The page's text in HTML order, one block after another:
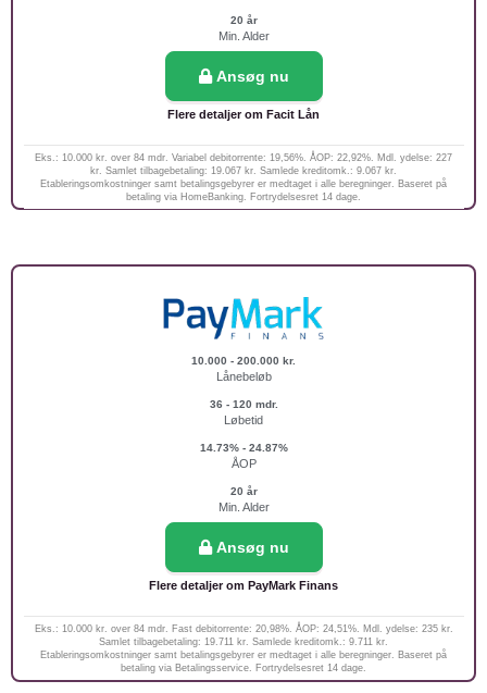
20 år
Min. Alder
Ansøg nu
Flere detaljer om Facit Lån
Eks.: 10.000 kr. over 84 mdr. Variabel debitorrente: 19,56%. ÅOP: 22,92%. Mdl. ydelse: 227
kr. Samlet tilbagebetaling: 19.067 kr. Samlede kreditomk.: 9.067 kr.
Etableringsomkostninger samt betalingsgebyrer er medtaget i alle beregninger. Baseret på
betaling via HomeBanking. Fortrydelsesret 14 dage.
10.000 - 200.000 kr.
Lånebeløb
36 - 120 mdr.
Løbetid
14.73% - 24.87%
ÅOP
20 år
Min. Alder
Ansøg nu
Flere detaljer om PayMark Finans
Eks.: 10.000 kr. over 84 mdr. Fast debitorrente: 20,98%. ÅOP: 24,51%. Mdl. ydelse: 235 kr.
Samlet tilbagebetaling: 19.711 kr. Samlede kreditomk.: 9.711 kr.
Etableringsomkostninger samt betalingsgebyrer er medtaget i alle beregninger. Baseret på
betaling via Betalingsservice. Fortrydelsesret 14 dage.